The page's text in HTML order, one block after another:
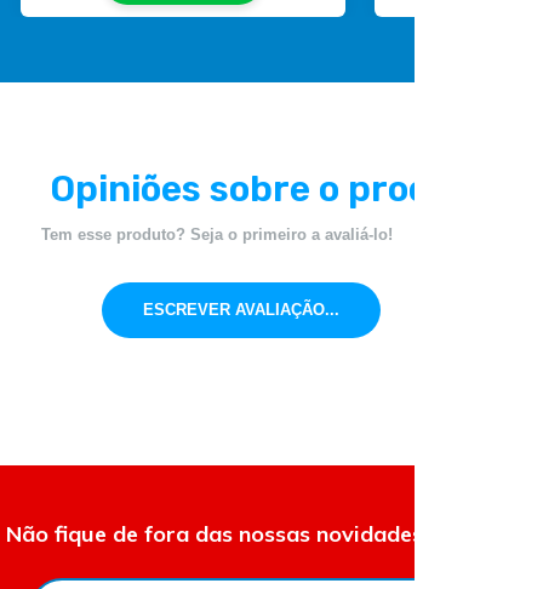
Opiniões sobre o produto
Tem esse produto? Seja o primeiro a avaliá-lo!
ESCREVER AVALIAÇÃO...
Não fique de fora das nossas novidades e ofertas.